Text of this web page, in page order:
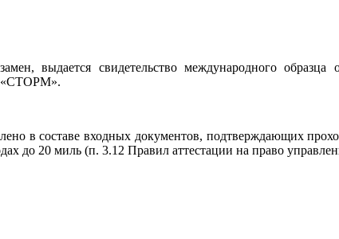
выдается свидетельство международного
«СТОРМ».
в составе входных документов, подтверждающих
до 20 миль (п. 3.12 Правил аттестации на право